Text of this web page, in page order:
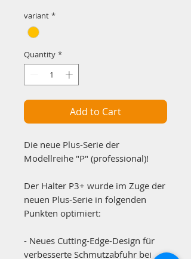
variant *
Quantity *
Add to Cart
Die neue Plus-Serie der
Modellreihe "P" (professional)!
Der Halter P3+ wurde im Zuge der
neuen Plus-Serie in folgenden
Punkten optimiert:
- Neues Cutting-Edge-Design für
verbesserte Schmutzabfuhr bei